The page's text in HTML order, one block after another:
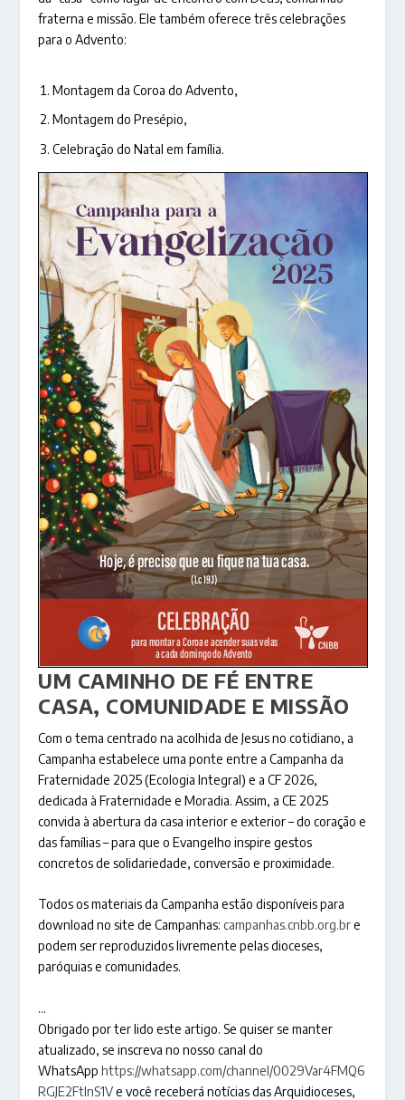
fraterna e missão. Ele também oferece três celebrações
para o Advento:
Montagem da Coroa do Advento,
Montagem do Presépio,
Celebração do Natal em família.
UM CAMINHO DE FÉ ENTRE
CASA, COMUNIDADE E MISSÃO
Com o tema centrado na acolhida de Jesus no cotidiano, a
Campanha estabelece uma ponte entre a Campanha da
Fraternidade 2025 (Ecologia Integral) e a CF 2026,
dedicada à Fraternidade e Moradia. Assim, a CE 2025
convida à abertura da casa interior e exterior – do coração e
das famílias – para que o Evangelho inspire gestos
concretos de solidariedade, conversão e proximidade.
Todos os materiais da Campanha estão disponíveis para
download no site de Campanhas: campanhas.cnbb.org.bre
podem ser reproduzidos livremente pelas dioceses,
paróquias e comunidades.
…
Obrigado por ter lido este artigo. Se quiser se manter
atualizado, se inscreva no nosso canal do
WhatsApphttps://whatsapp.com/channel/0029Var4FMQ6
RGJE2FtlnS1Ve você receberá notícias das Arquidioceses,